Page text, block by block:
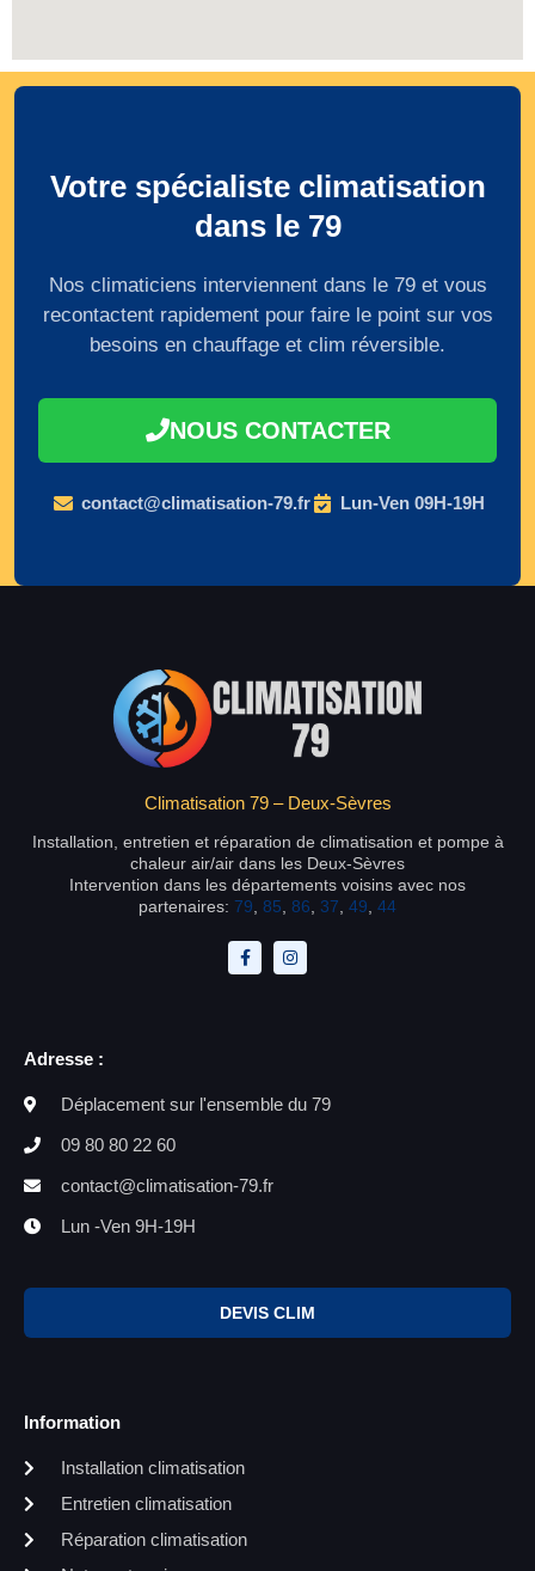
Votre spécialiste climatisation
dans le 79
Nos climaticiens interviennent dans le 79 et vous
recontactent rapidement pour faire le point sur vos
besoins en chauffage et clim réversible.
NOUS CONTACTER
contact@climatisation-79.fr Lun-Ven 09H-19H
Climatisation 79 – Deux-Sèvres
Installation, entretien et réparation de climatisation et pompe à
chaleur air/air dans les Deux-Sèvres
Intervention dans les départements voisins avec nos
partenaires: 79 85 86 37 49 44
Adresse :
Déplacement sur l'ensemble du 79
09 80 80 22 60
contact@climatisation-79.fr
Lun -Ven 9H-19H
DEVIS CLIM
Information
Installation climatisation
Entretien climatisation
Réparation climatisation